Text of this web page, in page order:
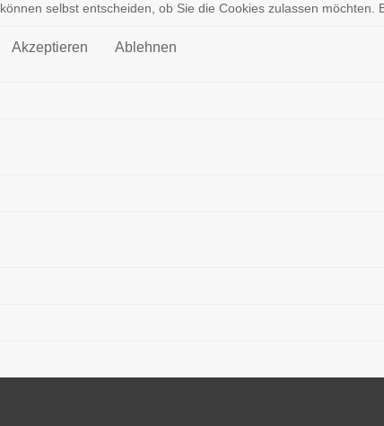
können selbst entscheiden, ob Sie die Cookies zulassen
Akzeptieren Ablehnen